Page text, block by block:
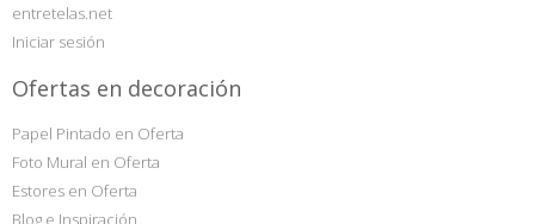
entretelas.net
Iniciar sesión
Ofertas en decoración
Papel Pintado en Oferta
Foto Mural en Oferta
Estores en Oferta
Blog e Inspiración